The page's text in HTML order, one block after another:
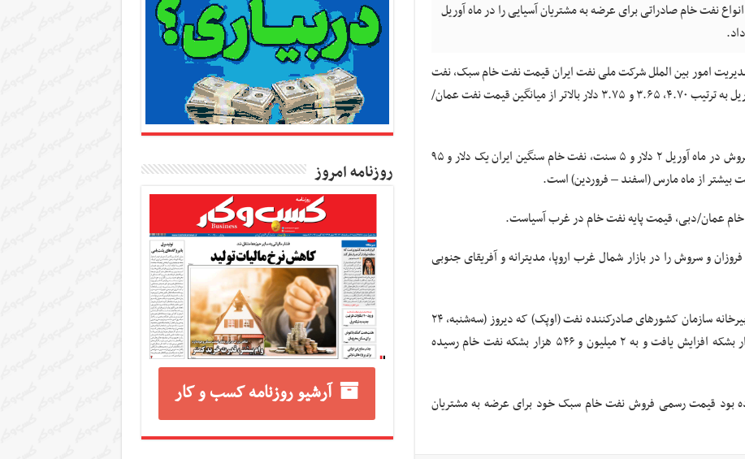
نفت خام صادراتی برای عرضه به مشتریان آسیایی را در ماه آوریل
امور بین الملل شرکت ملی نفت ایران قیمت نفت خام سبک، نفت
خام سنگین و فروزان را برای فروش در ماه آوریل به ترتیب ۴.۷۰، ۳.۶۵ و ۳.۷۵ دلار بالاتر از میانگین قیمت نفت عمان/
قیمت هر بشکه نفت خام سبک ایران برای فروش در ماه آوریل ۲ دلار و ۵ سنت، نفت خام سنگین ایران یک دلار و ۹۵
عمان/دبی، قیمت پایه نفت خام در غرب آسیاست.
و سروش را در بازار شمال غرب اروپا، مدیترانه و آفریقای جنوبی
تولید نفت ایران بر اساس تازه‌ترین گزارش دبیرخانه سازمان کشورهای صادرکننده نفت (اوپک) که دیروز (سه‌شنبه، ۲۴
اسفندماه) منتشر شد، در ماه فوریه ۴۴ هزار بشکه افزایش یافت و به ۲ میلیون و ۵۴۶ هزار بشکه نفت خام رسیده
بود قیمت رسمی فروش نفت خام سبک خود برای عرضه به مشتریان
روزنامه امروز
آرشیو روزنامه کسب و کار